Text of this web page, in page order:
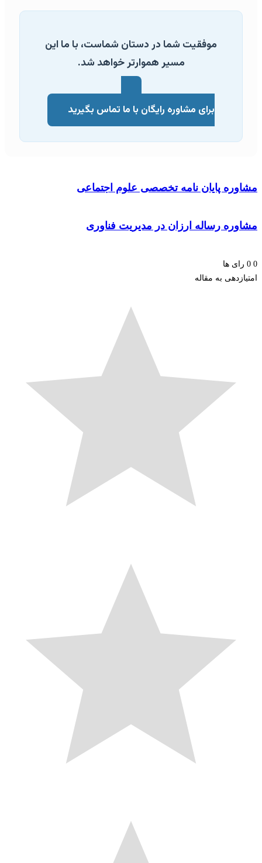
موفقیت شما در دستان شماست، با ما این
مسیر هموارتر خواهد شد.
برای مشاوره رایگان با ما تماس بگیرید
پایان نامه تخصصی علوم اجتماعی
رساله ارزان در مدیریت فناوری
ها
به مقاله